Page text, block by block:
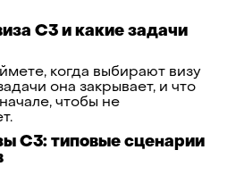
C3 и какие задачи
когда выбирают визу
она закрывает, и что
чтобы не
C3: типовые сценарии